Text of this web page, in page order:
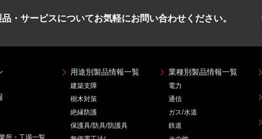
品・サービスについてお気軽にお問い合わせください。
所・工場一覧
用途別製品情報一覧
建築支障
樹木対策
絶縁防護
保護具/防具/防護具
業種別製品情報一覧
電力
通信
ガス/水道
鉄道